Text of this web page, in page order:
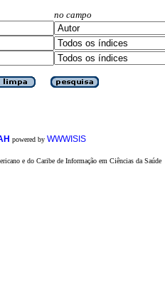
no campo
powered by WWWISIS
e do Caribe de Informação em Ciências da Saúde